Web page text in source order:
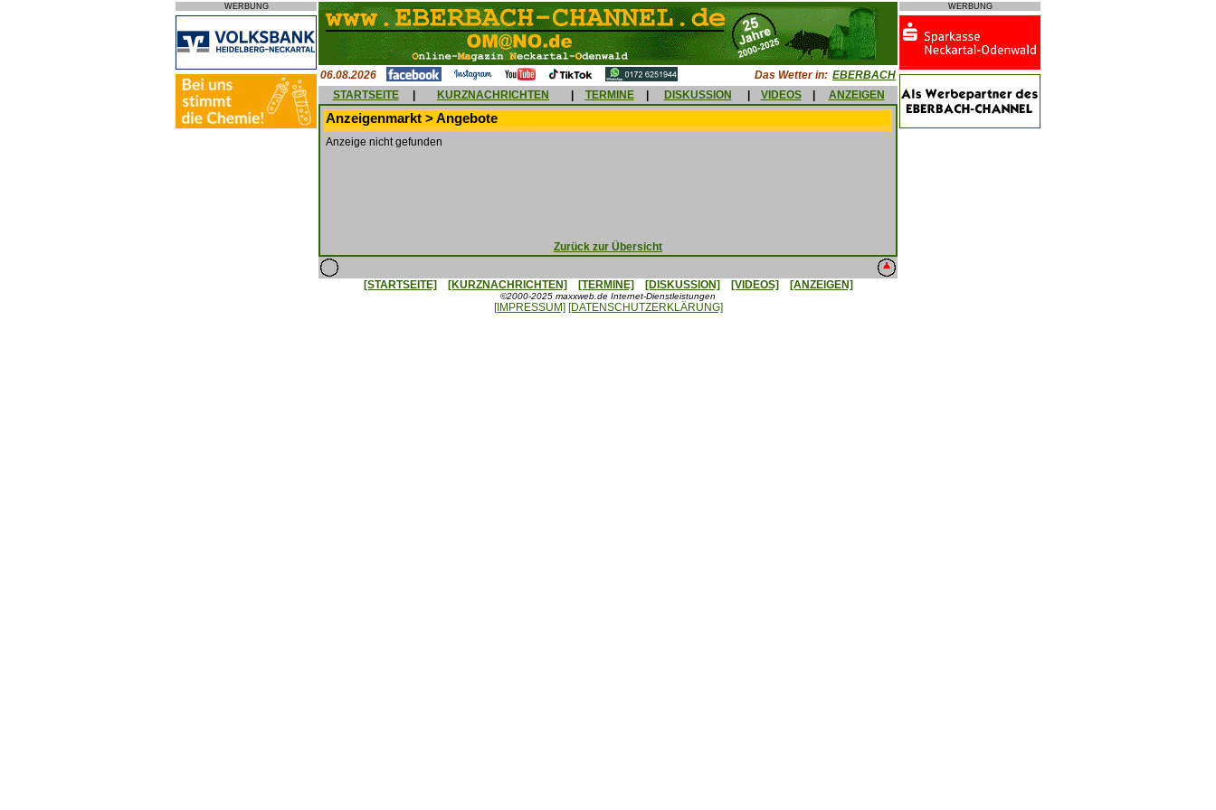
WERBUNG
06.08.2026 Das Wetter in: EBERBACH
STARTSEITE
KURZNACHRICHTEN TERMINE DISKUSSION VIDEOS ANZEIGEN
Anzeigenmarkt > Angebote
Anzeige nicht gefunden
Zurück zur Übersicht
[STARTSEITE] [KURZNACHRICHTEN] [TERMINE] [DISKUSSION] [VIDEOS] [ANZEIGEN]
©2000-2025 maxxweb.de Internet-Dienstleistungen
[IMPRESSUM] [DATENSCHUTZERKLÄRUNG]
WERBUNG